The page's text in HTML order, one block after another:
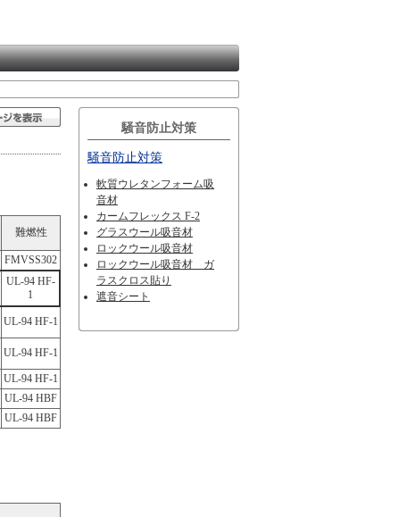
難燃性
FMVSS302
UL-94 HF-
1
UL-94 HF-1
UL-94 HF-1
UL-94 HF-1
UL-94 HBF
UL-94 HBF
騒音防止対策
騒音防止対策
軟質ウレタンフォーム吸
音材
カームフレックス F-2
グラスウール吸音材
ロックウール吸音材
ロックウール吸音材 ガ
ラスクロス貼り
遮音シート